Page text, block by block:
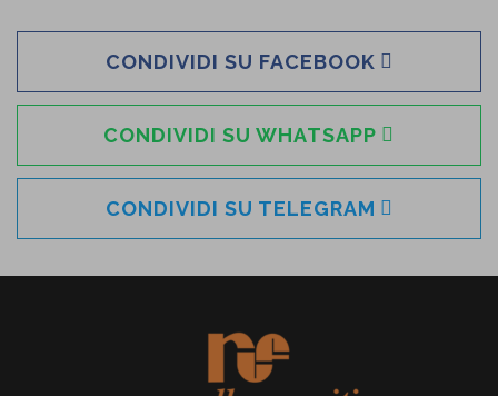
CONDIVIDI SU FACEBOOK
CONDIVIDI SU WHATSAPP
CONDIVIDI SU TELEGRAM